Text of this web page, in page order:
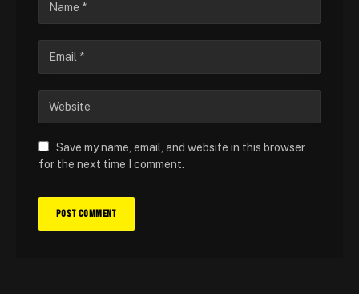
Save my name, email, and website in this browser
for the next time I comment.